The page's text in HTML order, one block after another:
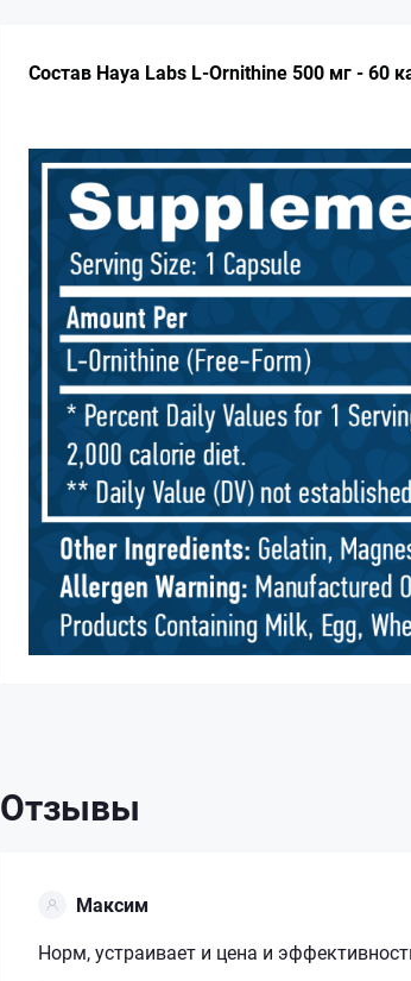
Состав Haya Labs L-Ornithine 500 мг - 60
Отзывы
Максим
Норм, устраивает и цена и